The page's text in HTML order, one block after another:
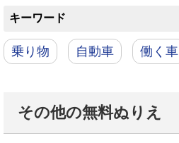
キーワード
乗り物 自動車 働く車
その他の無料ぬりえ